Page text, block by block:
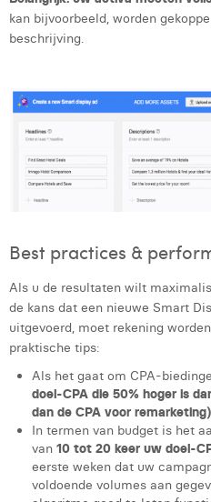
kan bijvoorbeeld, worden
beschrijving.
Best practices &
Als u de resultaten wilt
de kans dat een nieuwe Smart
uitgevoerd, moet rekening
praktische tips:
Als het gaat om CPA-
doel-CPA die 50% hoger is
dan de CPA voor
In termen van budget is het
van 10 tot 20 keer uw doel-
eerste weken dat uw
voldoende volumes aan